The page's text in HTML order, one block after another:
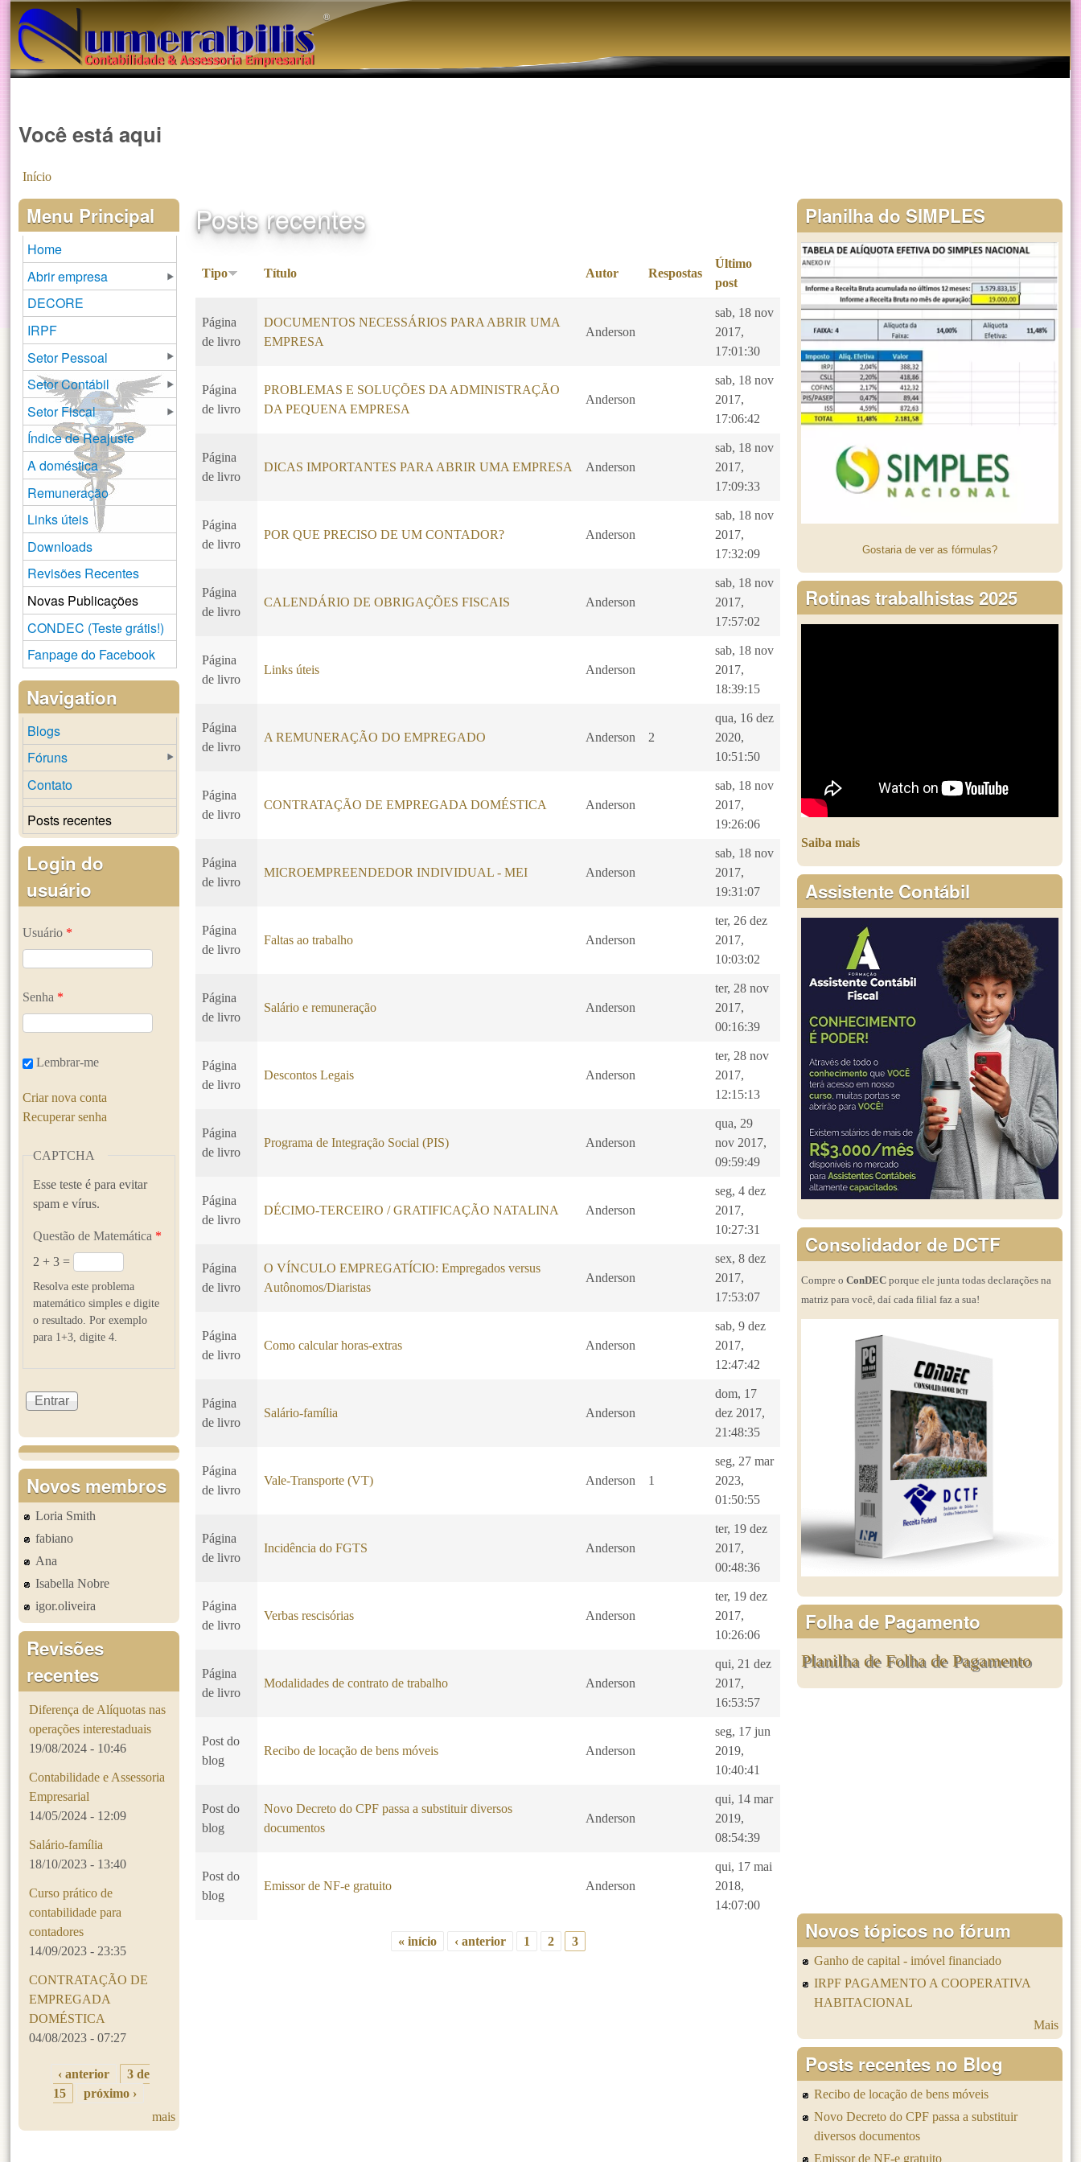
®️
Você está aqui
Início
Posts recentes
Tipo Título Autor Respostas
Último
post
Página
de livro
DOCUMENTOS NECESSÁRIOS PARA ABRIR UMA
EMPRESA
Anderson
sab, 18 nov
2017,
17:01:30
Página
de livro
PROBLEMAS E SOLUÇÕES DA ADMINISTRAÇÃO
DA PEQUENA EMPRESA
Anderson
sab, 18 nov
2017,
17:06:42
Página
de livro
DICAS IMPORTANTES PARA ABRIR UMA EMPRESA Anderson
sab, 18 nov
2017,
17:09:33
Página
de livro
POR QUE PRECISO DE UM CONTADOR? Anderson
sab, 18 nov
2017,
17:32:09
Página
de livro
CALENDÁRIO DE OBRIGAÇÕES FISCAIS Anderson
sab, 18 nov
2017,
17:57:02
Página
de livro
Links úteis Anderson
sab, 18 nov
2017,
18:39:15
Página
de livro
A REMUNERAÇÃO DO EMPREGADO Anderson 2
qua, 16 dez
2020,
10:51:50
Página
de livro
CONTRATAÇÃO DE EMPREGADA DOMÉSTICA Anderson
sab, 18 nov
2017,
19:26:06
Página
de livro
MICROEMPREENDEDOR INDIVIDUAL - MEI Anderson
sab, 18 nov
2017,
19:31:07
Página
de livro
Faltas ao trabalho Anderson
ter, 26 dez
2017,
10:03:02
Página
de livro
Salário e remuneração Anderson
ter, 28 nov
2017,
00:16:39
Página
de livro
Descontos Legais Anderson
ter, 28 nov
2017,
12:15:13
Página
de livro
Programa de Integração Social (PIS) Anderson
qua, 29
nov 2017,
09:59:49
Página
de livro
DÉCIMO-TERCEIRO / GRATIFICAÇÃO NATALINA Anderson
seg, 4 dez
2017,
10:27:31
Página
de livro
O VÍNCULO EMPREGATÍCIO: Empregados versus
Autônomos/Diaristas
Anderson
sex, 8 dez
2017,
17:53:07
Página
de livro
Como calcular horas-extras Anderson
sab, 9 dez
2017,
12:47:42
Página
de livro
Salário-família Anderson
dom, 17
dez 2017,
21:48:35
Página
de livro
Vale-Transporte (VT) Anderson 1
seg, 27 mar
2023,
01:50:55
Página
de livro
Incidência do FGTS Anderson
ter, 19 dez
2017,
00:48:36
Página
de livro
Verbas rescisórias Anderson
ter, 19 dez
2017,
10:26:06
Página
de livro
Modalidades de contrato de trabalho Anderson
qui, 21 dez
2017,
16:53:57
Post do
blog
Recibo de locação de bens móveis Anderson
seg, 17 jun
2019,
10:40:41
Post do
blog
Novo Decreto do CPF passa a substituir diversos
documentos
Anderson
qui, 14 mar
2019,
08:54:39
Post do
blog
Emissor de NF-e gratuito Anderson
qui, 17 mai
2018,
14:07:00
« início ‹ anterior 1 2 3
Menu Principal
Home
Abrir empresa
DECORE
IRPF
Setor Pessoal
Setor Contábil
Setor Fiscal
Índice de Reajuste
A doméstica
Remuneração
Links úteis
Downloads
Revisões Recentes
Novas Publicações
CONDEC (Teste grátis!)
Fanpage do Facebook
Navigation
Blogs
Fóruns
Contato
Posts recentes
Login do
usuário
Usuário *
Senha *
Lembrar-me
Criar nova conta
Recuperar senha
CAPTCHA
Esse teste é para evitar
spam e vírus.
Questão de Matemática *
2 + 3 =
Resolva este problema
matemático simples e digite
o resultado. Por exemplo
para 1+3, digite 4.
Novos membros
Loria Smith
fabiano
Ana
Isabella Nobre
igor.oliveira
Revisões
recentes
Diferença de Alíquotas nas
operações interestaduais
19/08/2024 - 10:46
Contabilidade e Assessoria
Empresarial
14/05/2024 - 12:09
Salário-família
18/10/2023 - 13:40
Curso prático de
contabilidade para
contadores
14/09/2023 - 23:35
CONTRATAÇÃO DE
EMPREGADA
DOMÉSTICA
04/08/2023 - 07:27
‹ anterior
3 de
15
próximo ›
mais
Planilha do SIMPLES
Gostaria de ver as fórmulas?
Rotinas trabalhistas 2025
Saiba mais
Assistente Contábil
Consolidador de DCTF
Compre o ConDEC porque ele junta todas declarações na
matriz para você, daí cada filial faz a sua!
Folha de Pagamento
Planilha de Folha de Pagamento
Novos tópicos no fórum
Ganho de capital - imóvel financiado
IRPF PAGAMENTO A COOPERATIVA
HABITACIONAL
Mais
Posts recentes no Blog
Recibo de locação de bens móveis
Novo Decreto do CPF passa a substituir
diversos documentos
Emissor de NF-e gratuito